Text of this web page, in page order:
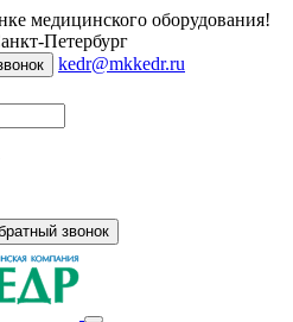
медицинского оборудования!
Петербург
kedr@mkkedr.ru